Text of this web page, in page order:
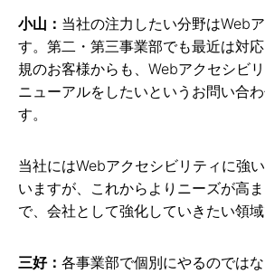
小山： 当社の注力したい分野はWeb
す。第二・第三事業部でも最近は対
規のお客様からも、Webアクセシビ
ニューアルをしたいというお問い合
す。
当社にはWebアクセシビリティに強
いますが、これからよりニーズが高
で、会社として強化していきたい領域
三好： 各事業部で個別にやるのではな